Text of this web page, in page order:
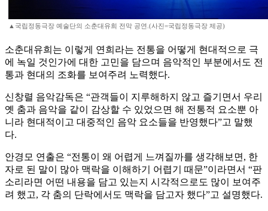
▲국립정동극장 예술단의 소춘대유희 전막 공연.(사진=국립정동극장 제공)
소춘대유희는 이렇게 연희라는 전통을 어떻게 현대적으로 극
에 녹일 것인가에 대한 고민을 담으며 음악적인 부분에서도 전
통과 현대의 조화를 보여주려 노력했다.
신창렬 음악감독은 “관객들이 지루해하지 않고 즐기면서 우리
옛 춤과 음악을 같이 감상할 수 있었으면 해 전통적 요소뿐 아
니라 현대적이고 대중적인 음악 요소들을 반영했다”고 말했
다.
안경모 연출은 “전통이 왜 어렵게 느껴질까를 생각해보면, 한
자로 된 말이 많아 맥락을 이해하기 어렵기 때문”이라면서 “판
소리라면 어떤 내용을 담고 있는지 시각적으로도 많이 보여주
려 했고, 각 춤의 단락에서도 맥락을 담고자 했다”고 설명했다.